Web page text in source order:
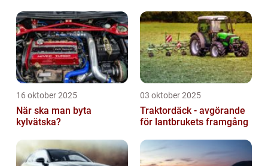
16 oktober 2025
När ska man byta
kylvätska?
03 oktober 2025
Traktordäck - avgörande
för lantbrukets framgång